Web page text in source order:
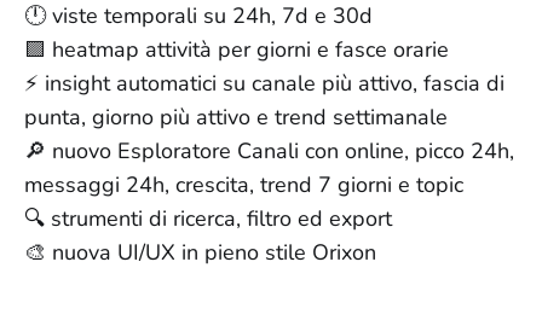
🕛 viste temporali su 24h, 7d e 30d
🟪 heatmap attività per giorni e fasce orarie
⚡ insight automatici su canale più attivo, fascia di
punta, giorno più attivo e trend settimanale
🔎 nuovo Esploratore Canali con online, picco 24h,
messaggi 24h, crescita, trend 7 giorni e topic
🔍 strumenti di ricerca, filtro ed export
🎨 nuova UI/UX in pieno stile Orixon